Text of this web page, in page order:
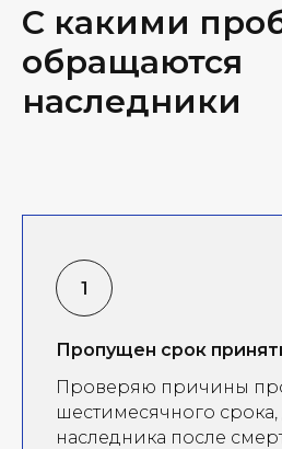
С какими
обращаются
наследники
Пропущен срок
Проверяю причины
шестимесячного срока,
наследника после